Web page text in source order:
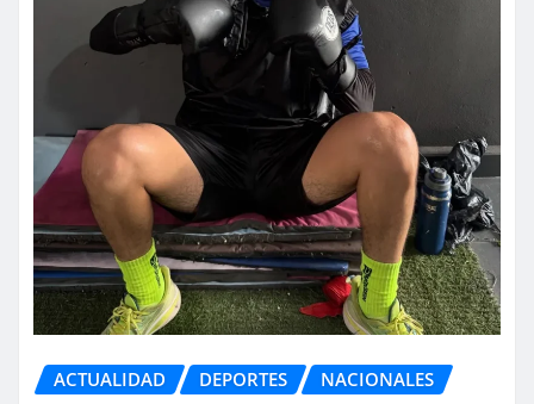
ACTUALIDAD DEPORTES NACIONALES